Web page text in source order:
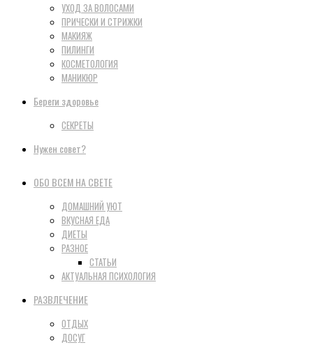
УХОД ЗА ВОЛОСАМИ
ПРИЧЕСКИ И СТРИЖКИ
МАКИЯЖ
ПИЛИНГИ
КОСМЕТОЛОГИЯ
МАНИКЮР
Береги здоровье
СЕКРЕТЫ
Нужен совет?
ОБО ВСЕМ НА СВЕТЕ
ДОМАШНИЙ УЮТ
ВКУСНАЯ ЕДА
ДИЕТЫ
РАЗНОЕ
СТАТЬИ
АКТУАЛЬНАЯ ПСИХОЛОГИЯ
РАЗВЛЕЧЕНИЕ
ОТДЫХ
ДОСУГ